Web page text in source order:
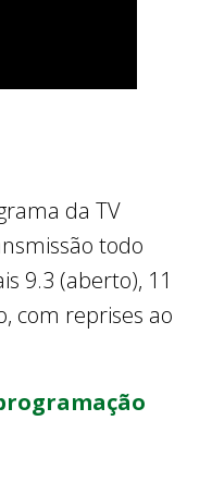
da TV
todo
9.3 (aberto), 11
com reprises ao